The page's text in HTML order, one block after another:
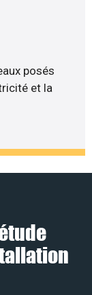
posés
et la